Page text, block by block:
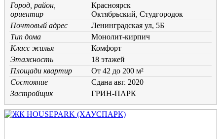
Город, район,
ориентир
Красноярск
Октябрьский, Студгородок
Почтовый адрес
Ленинградская ул, 5Б
Тип дома
Монолит-кирпич
Класс жилья
Комфорт
Этажность
18 этажей
Площади квартир
От 42 до 200 м²
Состояние
Cдана авг. 2020
Застройщик
ГРИН-ПАРК